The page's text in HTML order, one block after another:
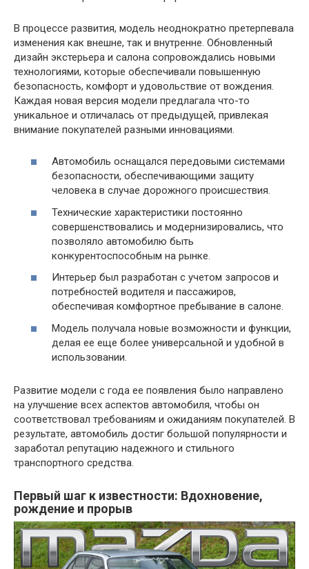
В процессе развития, модель неоднократно претерпевала
изменения как внешне, так и внутренне. Обновленный
дизайн экстерьера и салона сопровождались новыми
технологиями, которые обеспечивали повышенную
безопасность, комфорт и удовольствие от вождения.
Каждая новая версия модели предлагала что-то
уникальное и отличалась от предыдущей, привлекая
внимание покупателей разными инновациями.
Автомобиль оснащался передовыми системами
безопасности, обеспечивающими защиту
человека в случае дорожного происшествия.
Технические характеристики постоянно
совершенствовались и модернизировались, что
позволяло автомобилю быть
конкурентоспособным на рынке.
Интерьер был разработан с учетом запросов и
потребностей водителя и пассажиров,
обеспечивая комфортное пребывание в салоне.
Модель получала новые возможности и функции,
делая ее еще более универсальной и удобной в
использовании.
Развитие модели с года ее появления было направлено
на улучшение всех аспектов автомобиля, чтобы он
соответствовал требованиям и ожиданиям покупателей. В
результате, автомобиль достиг большой популярности и
заработал репутацию надежного и стильного
транспортного средства.
Первый шаг к известности: Вдохновение,
рождение и прорыв